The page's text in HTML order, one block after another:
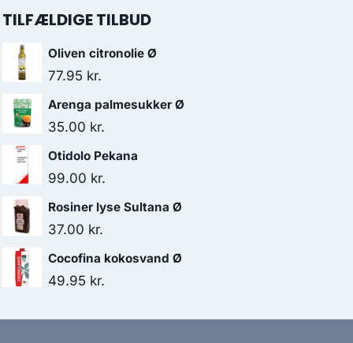
TILFÆLDIGE TILBUD
Oliven citronolie Ø
77.95 kr.
Arenga palmesukker Ø
35.00 kr.
Otidolo Pekana
99.00 kr.
Rosiner lyse Sultana Ø
37.00 kr.
Cocofina kokosvand Ø
49.95 kr.